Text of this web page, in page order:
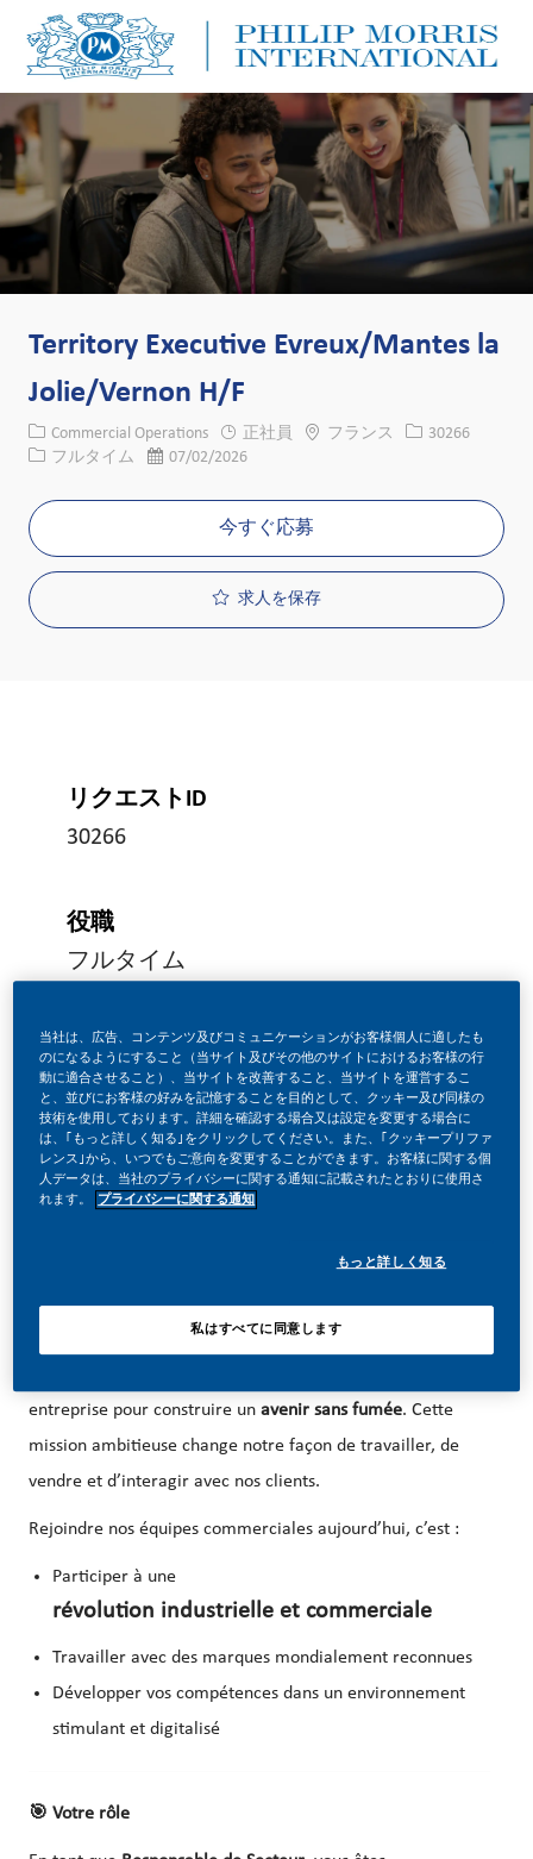
Territory Executive Evreux/Mantes la
Jolie/Vernon H/F
カテゴリー
Commercial Operations 正社員 場所フランス 求人ID
30266
役職フルタイム 投稿日07/02/2026
今すぐ応募
求人を保存
リクエストID
30266
役職
フルタイム
投稿日
07/02/2026
Rejoignez une entreprise en pleine transformation
entreprise pour construire un avenir sans fumée. Cette
mission ambitieuse change notre façon de travailler, de
vendre et d’interagir avec nos clients.
Rejoindre nos équipes commerciales aujourd’hui, c’est :
Participer à une
révolution industrielle et commerciale
Travailler avec des marques mondialement reconnues
Développer vos compétences dans un environnement
stimulant et digitalisé
🎯 Votre rôle
当社は、広告、コンテンツ及びコミュニケーションがお客様個人に適したも
のになるようにすること（当サイト及びその他のサイトにおけるお客様の行
動に適合させること）、当サイトを改善すること、当サイトを運営するこ
と、並びにお客様の好みを記憶することを目的として、クッキー及び同様の
技術を使用しております。詳細を確認する場合又は設定を変更する場合に
は、｢もっと詳しく知る｣をクリックしてください。また、｢クッキープリファ
レンス｣から、いつでもご意向を変更することができます。お客様に関する個
人データは、当社のプライバシーに関する通知に記載されたとおりに使用さ
れます。
プライバシーに関する通知
もっと詳しく知る
私はすべてに同意します